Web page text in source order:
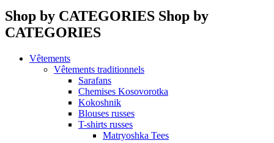
Shop by CATEGORIES Shop by
CATEGORIES
Vêtements
Vêtements traditionnels
Sarafans
Chemises Kosovorotka
Kokoshnik
Blouses russes
T-shirts russes
Matryoshka Tees